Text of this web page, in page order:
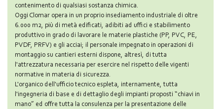
contenimento di qualsiasi sostanza chimica.
Oggi Clomar opera in un proprio insediamento industriale di oltre
6.000 m2, più di metà edificati, adibiti ad uffici e stabilimento
produttivo in grado di lavorare le materie plastiche (PP, PVC, PE,
PVDF, PRFV) e gli acciai; il personale impegnato in operazioni di
montaggio su cantieri esterni dispone, altresì, di tutta
l'attrezzatura necessaria per esercire nel rispetto delle vigenti
normative in materia di sicurezza.
L'organico dell'ufficio tecnico espleta, internamente, tutta
l'ingegneria di base e di dettaglio degli impianti proposti “chiavi in
mano” ed offre tutta la consulenza per la presentazione delle